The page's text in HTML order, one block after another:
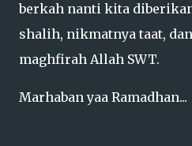
berkah nanti kita
shalih, nikmatnya taat,
maghfirah Allah SWT.
Marhaban yaa Ramadhan...